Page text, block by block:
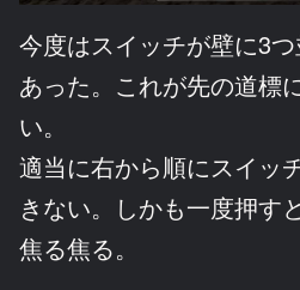
今度はスイッチが壁に3
あった。これが先の道標
い。
適当に右から順にスイッ
きない。しかも一度押す
焦る焦る。